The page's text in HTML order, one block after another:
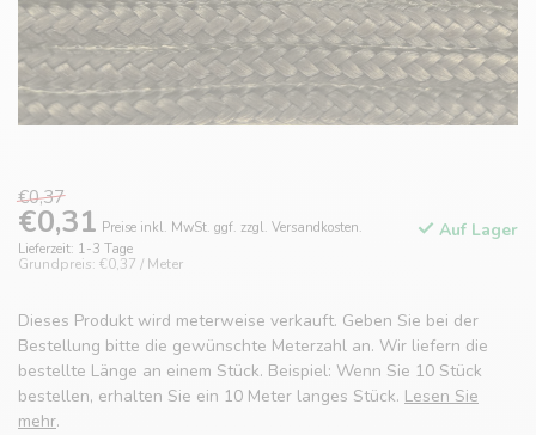
€0,37
€0,31 Preise inkl. MwSt. ggf. zzgl. Versandkosten.
Lieferzeit: 1-3 Tage
Grundpreis: €0,37 / Meter
Auf Lager
Dieses Produkt wird meterweise verkauft. Geben Sie bei der
Bestellung bitte die gewünschte Meterzahl an. Wir liefern die
bestellte Länge an einem Stück. Beispiel: Wenn Sie 10 Stück
bestellen, erhalten Sie ein 10 Meter langes Stück. Lesen Sie
mehr.